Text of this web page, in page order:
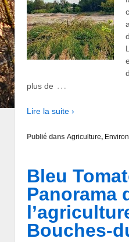
plus de …
Lire la suite ›
Publié dans Agriculture,
Bleu
Panorama
Bouches-